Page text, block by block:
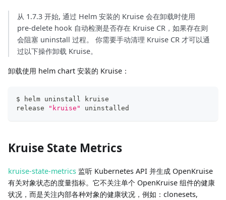
从 1.7.3 开始, 通过 Helm 安装的 Kruise 会在卸载时使用
pre-delete hook 自动检测是否存在 Kruise CR，如果存在则
会阻塞 uninstall 过程。 你需要手动清理 Kruise CR 才可以通
过以下操作卸载 Kruise。
卸载使用 helm chart 安装的 Kruise：
$ helm uninstall kruise
release
"kruise" uninstalled
Kruise State Metrics
kruise-state-metrics 监听 Kubernetes API 并生成 OpenKruise
有关对象状态的度量指标。它不关注单个 OpenKruise 组件的健康
状况，而是关注内部各种对象的健康状况，例如：clonesets,